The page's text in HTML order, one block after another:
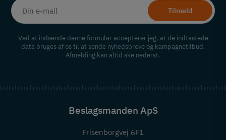
Tilmeld
Ved at indsende denne formular accepterer jeg, at de indtastede
data bruges af os til at sende nyhedsbreve og kampagnetilbud.
Afmelding kan altid ske nederst.
Beslagsmanden ApS
Frisenborgvej 6F1